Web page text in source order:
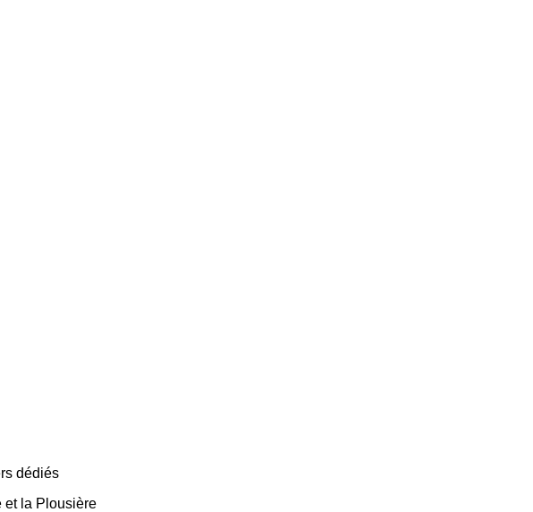
dédiés
et la Plousière